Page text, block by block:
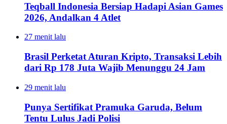
Teqball Indonesia Bersiap Hadapi Asian Games
2026, Andalkan 4 Atlet
27 menit lalu
Brasil Perketat Aturan Kripto, Transaksi Lebih
dari Rp 178 Juta Wajib Menunggu 24 Jam
29 menit lalu
Punya Sertifikat Pramuka Garuda, Belum
Tentu Lulus Jadi Polisi